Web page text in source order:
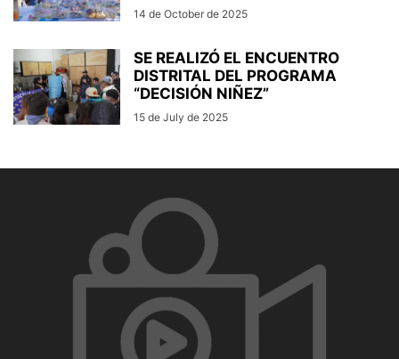
14 de October de 2025
SE REALIZÓ EL ENCUENTRO
DISTRITAL DEL PROGRAMA
“DECISIÓN NIÑEZ”
15 de July de 2025